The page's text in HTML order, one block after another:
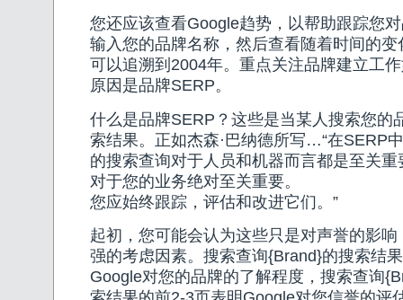
您还应该查看Google趋势，以帮助跟踪您
输入您的品牌名称，然后查看随着时间的
可以追溯到2004年。重点关注品牌建立工
原因是品牌SERP。
什么是品牌SERP？这些是当某人搜索您的
索结果。正如杰森·巴纳德所写…“在SERP
的搜索查询对于人员和机器而言都是至关
对于您的业务绝对至关重要。
您应始终跟踪，评估和改进它们。”
起初，您可能会认为这些只是对声誉的影
强的考虑因素。搜索查询{Brand}的搜索结
Google对您的品牌的了解程度，搜索查询